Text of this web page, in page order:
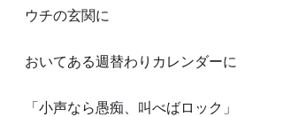
ウチの玄関に
おいてある週替わりカレンダーに
「小声なら愚痴、叫べばロック」